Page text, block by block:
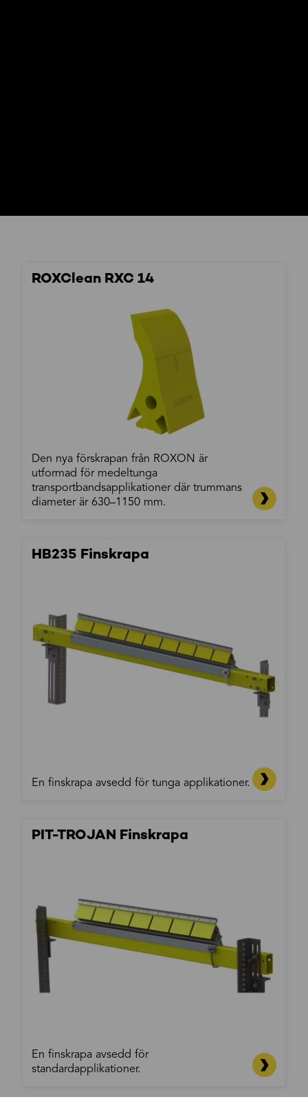
ROXClean RXC 14
Den nya förskrapan från ROXON är
utformad för medeltunga
transportbandsapplikationer där trummans
diameter är 630–1150 mm.
HB235 Finskrapa
En finskrapa avsedd för tunga applikationer.
PIT-TROJAN Finskrapa
En finskrapa avsedd för
standardapplikationer.